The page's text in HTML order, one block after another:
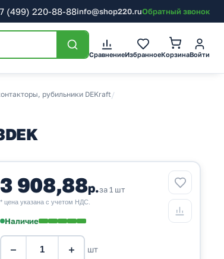
(499) 220-88-88info@shop220.ruОбратный звонок
СравнениеИзбранноеКорзинаВойти
рубильники DEKraft/
3 908,88р.за 1 шт
* цена указана с учетом НДС.
Наличие
− + шт